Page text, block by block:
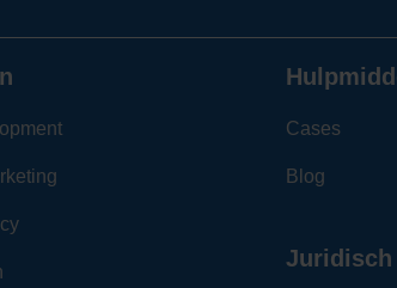
Cases
Blog
Juridisch